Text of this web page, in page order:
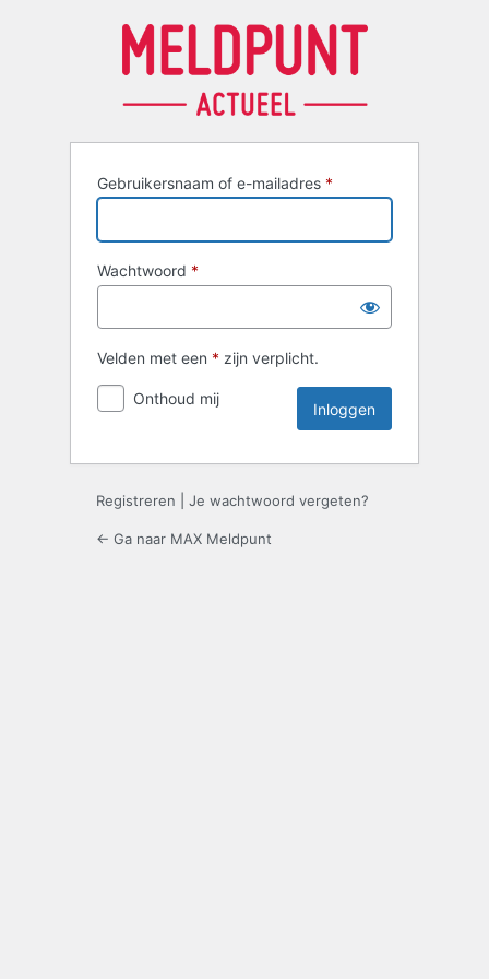
Gebruikersnaam of e-mailadres *
Wachtwoord *
Velden met een * zijn verplicht.
Onthoud mij
Registreren Je wachtwoord vergeten?
← Ga naar MAX Meldpunt